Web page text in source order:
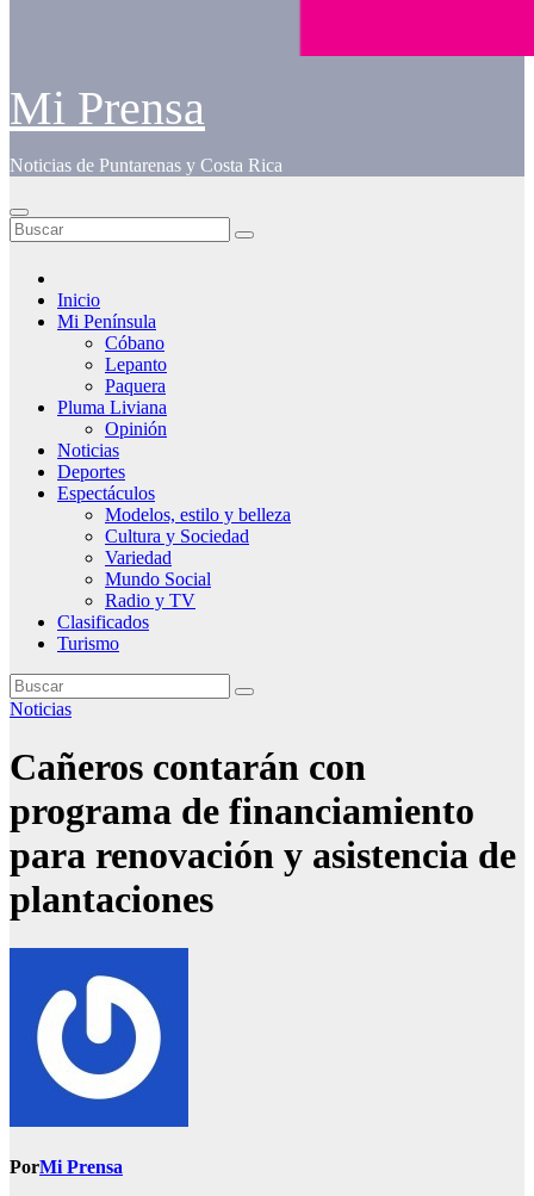
Mi Prensa
Noticias de Puntarenas y Costa Rica
Inicio
Mi Península
Cóbano
Lepanto
Paquera
Pluma Liviana
Opinión
Noticias
Deportes
Espectáculos
Modelos, estilo y belleza
Cultura y Sociedad
Variedad
Mundo Social
Radio y TV
Clasificados
Turismo
Noticias
Cañeros contarán con
programa de financiamiento
para renovación y asistencia de
plantaciones
PorMi Prensa